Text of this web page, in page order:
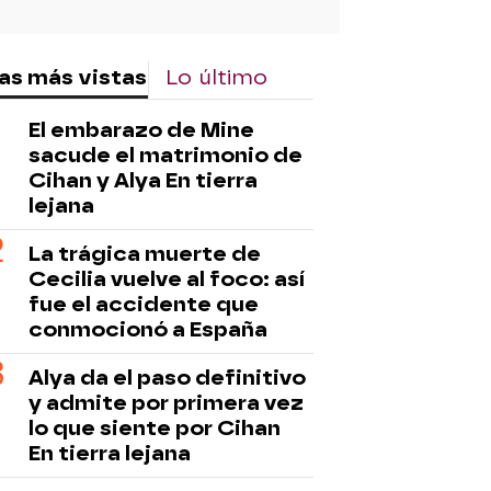
más vistas Lo último
El embarazo de Mine
sacude el matrimonio de
Cihan y Alya En tierra
lejana
La trágica muerte de
Cecilia vuelve al foco: así
fue el accidente que
conmocionó a España
Alya da el paso definitivo
y admite por primera vez
lo que siente por Cihan
En tierra lejana